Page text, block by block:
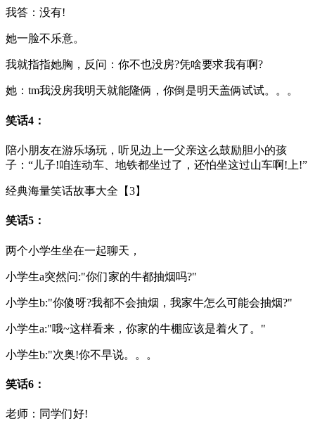
我答：没有!
她一脸不乐意。
我就指指她胸，反问：你不也没房?凭啥要求我有啊?
她：tm我没房我明天就能隆俩，你倒是明天盖俩试试。。。
笑话4：
陪小朋友在游乐场玩，听见边上一父亲这么鼓励胆小的孩
子：“儿子!咱连动车、地铁都坐过了，还怕坐这过山车啊!上!”
经典海量笑话故事大全【3】
笑话5：
两个小学生坐在一起聊天，
小学生a突然问:"你们家的牛都抽烟吗?"
小学生b:"你傻呀?我都不会抽烟，我家牛怎么可能会抽烟?"
小学生a:"哦~这样看来，你家的牛棚应该是着火了。"
小学生b:"次奥!你不早说。。。
笑话6：
老师：同学们好!